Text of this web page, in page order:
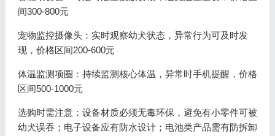
间300-800元
宠物监控摄像头：实时观察幼犬状态，异常行为可及时发
现，价格区间200-600元
体温监测项圈：持续监测核心体温，异常时手机提醒，价格
区间500-1000元
选购时需注意：设备材质必须无毒环保，避免有小零件可被
幼犬误吞；电子设备应有防水设计；电池类产品需有防拆卸